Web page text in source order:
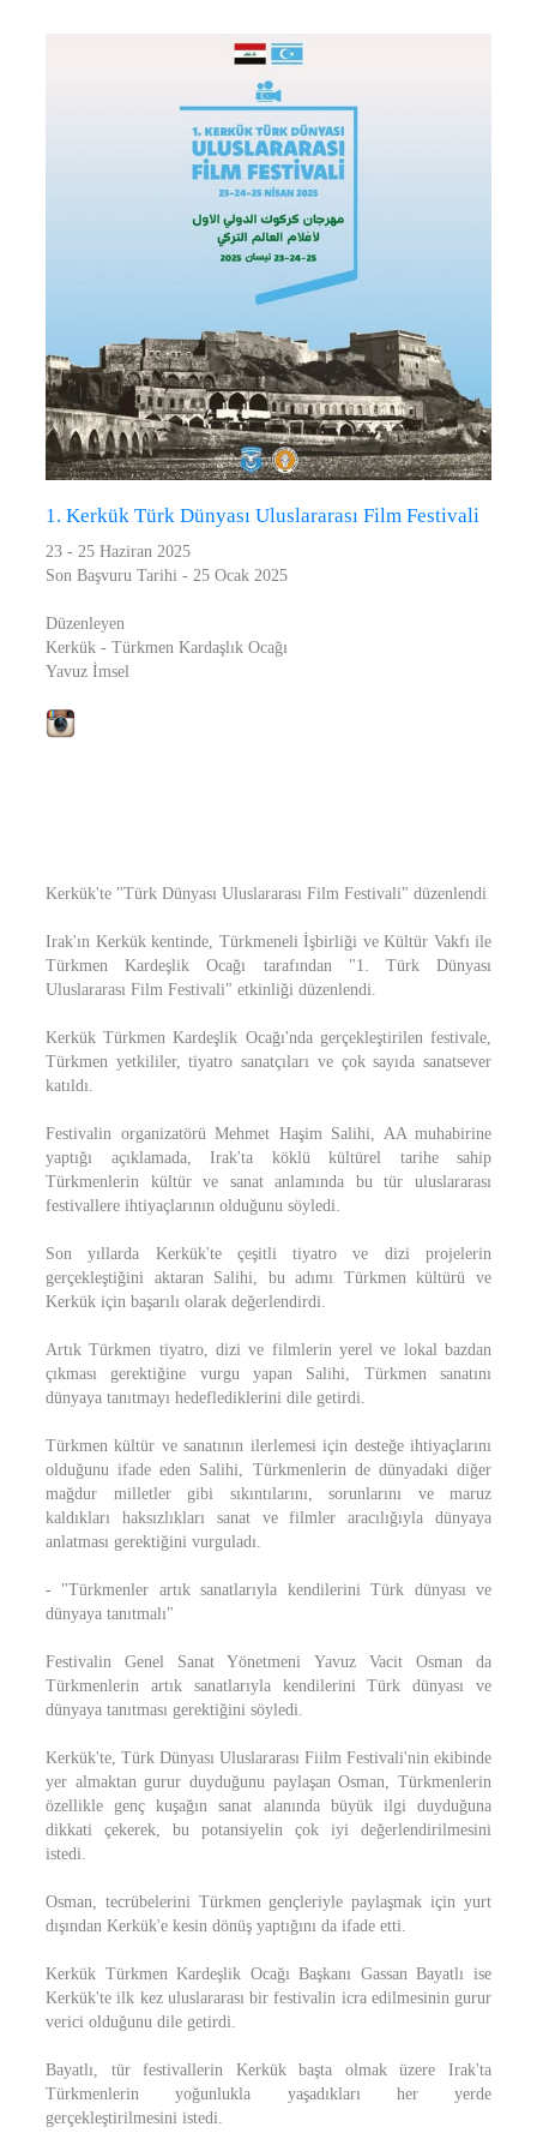
1. Kerkük Türk Dünyası Uluslararası Film Festivali
23 - 25 Haziran 2025
Son Başvuru Tarihi - 25 Ocak 2025
Düzenleyen
Kerkük - Türkmen Kardaşlık Ocağı
Yavuz İmsel
Kerkük'te "Türk Dünyası Uluslararası Film Festivali" düzenlendi
Irak'ın Kerkük kentinde, Türkmeneli İşbirliği ve Kültür Vakfı ile
Türkmen Kardeşlik Ocağı tarafından "1. Türk Dünyası
Uluslararası Film Festivali" etkinliği düzenlendi.
Kerkük Türkmen Kardeşlik Ocağı'nda gerçekleştirilen festivale,
Türkmen yetkililer, tiyatro sanatçıları ve çok sayıda sanatsever
katıldı.
Festivalin organizatörü Mehmet Haşim Salihi, AA muhabirine
yaptığı açıklamada, Irak'ta köklü kültürel tarihe sahip
Türkmenlerin kültür ve sanat anlamında bu tür uluslararası
festivallere ihtiyaçlarının olduğunu söyledi.
Son yıllarda Kerkük'te çeşitli tiyatro ve dizi projelerin
gerçekleştiğini aktaran Salihi, bu adımı Türkmen kültürü ve
Kerkük için başarılı olarak değerlendirdi.
Artık Türkmen tiyatro, dizi ve filmlerin yerel ve lokal bazdan
çıkması gerektiğine vurgu yapan Salihi, Türkmen sanatını
dünyaya tanıtmayı hedeflediklerini dile getirdi.
Türkmen kültür ve sanatının ilerlemesi için desteğe ihtiyaçlarını
olduğunu ifade eden Salihi, Türkmenlerin de dünyadaki diğer
mağdur milletler gibi sıkıntılarını, sorunlarını ve maruz
kaldıkları haksızlıkları sanat ve filmler aracılığıyla dünyaya
anlatması gerektiğini vurguladı.
- "Türkmenler artık sanatlarıyla kendilerini Türk dünyası ve
dünyaya tanıtmalı"
Festivalin Genel Sanat Yönetmeni Yavuz Vacit Osman da
Türkmenlerin artık sanatlarıyla kendilerini Türk dünyası ve
dünyaya tanıtması gerektiğini söyledi.
Kerkük'te, Türk Dünyası Uluslararası Fiilm Festivali'nin ekibinde
yer almaktan gurur duyduğunu paylaşan Osman, Türkmenlerin
özellikle genç kuşağın sanat alanında büyük ilgi duyduğuna
dikkati çekerek, bu potansiyelin çok iyi değerlendirilmesini
istedi.
Osman, tecrübelerini Türkmen gençleriyle paylaşmak için yurt
dışından Kerkük'e kesin dönüş yaptığını da ifade etti.
Kerkük Türkmen Kardeşlik Ocağı Başkanı Gassan Bayatlı ise
Kerkük'te ilk kez uluslararası bir festivalin icra edilmesinin gurur
verici olduğunu dile getirdi.
Bayatlı, tür festivallerin Kerkük başta olmak üzere Irak'ta
Türkmenlerin yoğunlukla yaşadıkları her yerde
gerçekleştirilmesini istedi.